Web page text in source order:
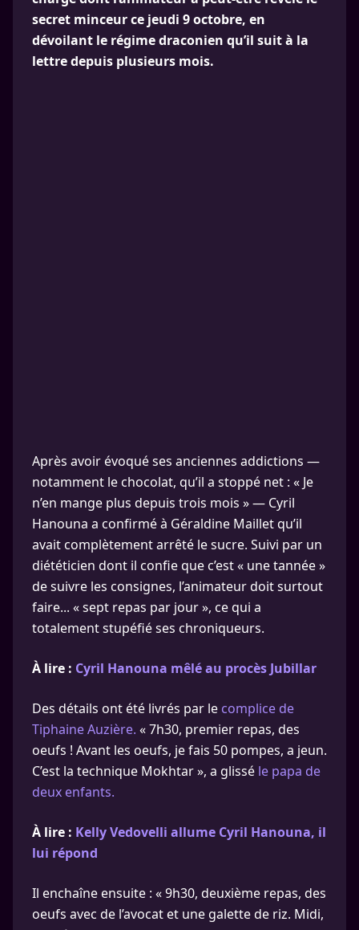
secret minceur ce jeudi 9 octobre, en
dévoilant le régime draconien qu’il suit à la
lettre depuis plusieurs mois.
Après avoir évoqué ses anciennes addictions —
notamment le chocolat, qu’il a stoppé net : « Je
n’en mange plus depuis trois mois » — Cyril
Hanouna a confirmé à Géraldine Maillet qu’il
avait complètement arrêté le sucre. Suivi par un
diététicien dont il confie que c’est « une tannée »
de suivre les consignes, l’animateur doit surtout
faire... « sept repas par jour », ce qui a
totalement stupéfié ses chroniqueurs.
À lire : Cyril Hanouna mêlé au procès Jubillar
Des détails ont été livrés par le complice de
Tiphaine Auzière. « 7h30, premier repas, des
oeufs ! Avant les oeufs, je fais 50 pompes, a jeun.
C’est la technique Mokhtar », a glissé le papa de
deux enfants.
À lire : Kelly Vedovelli allume Cyril Hanouna, il
lui répond
Il enchaîne ensuite : « 9h30, deuxième repas, des
oeufs avec de l’avocat et une galette de riz. Midi,